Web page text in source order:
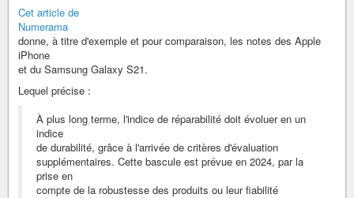
Cet article de
Numerama
donne, à titre d'exemple et pour comparaison, les notes des Apple
iPhone
et du Samsung Galaxy S21.
Lequel précise :
À plus long terme, l'indice de réparabilité doit évoluer en un
indice
de durabilité, grâce à l'arrivée de critères d'évaluation
supplémentaires. Cette bascule est prévue en 2024, par la
prise en
compte de la robustesse des produits ou leur fiabilité